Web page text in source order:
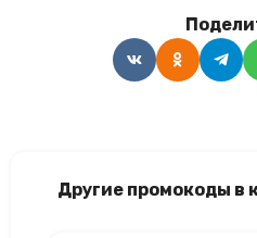
Другие промокоды в